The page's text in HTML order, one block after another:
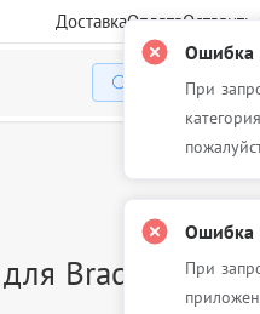
ДоставкаОплата
Brady BMP21-
Ошибка
При
Ошибка
При